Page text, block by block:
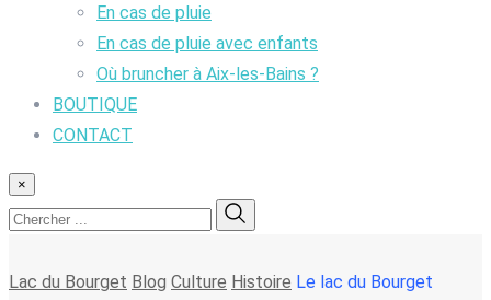
En cas de pluie
En cas de pluie avec enfants
Où bruncher à Aix-les-Bains ?
BOUTIQUE
CONTACT
×
Lac du Bourget Blog Culture Histoire Le lac du Bourget